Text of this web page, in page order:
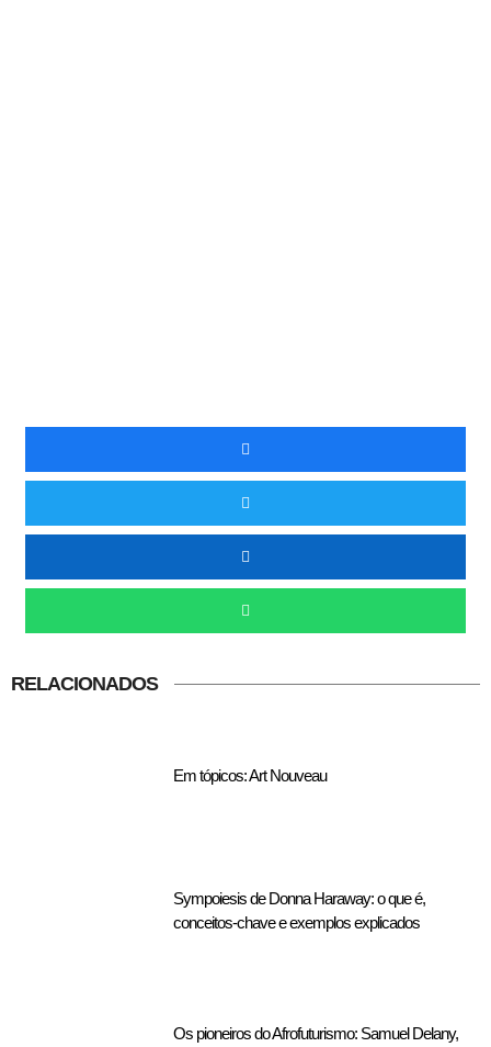
RELACIONADOS
Em tópicos: Art Nouveau
Sympoiesis de Donna Haraway: o que é,
conceitos-chave e exemplos explicados
Os pioneiros do Afrofuturismo: Samuel Delany,